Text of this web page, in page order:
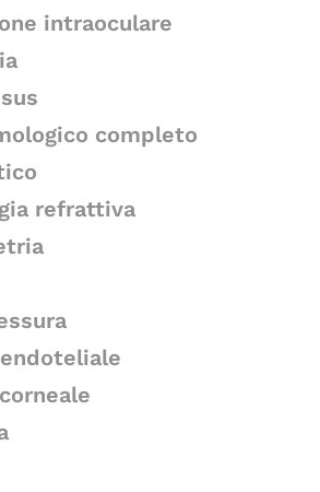
intraoculare
completo
refrattiva